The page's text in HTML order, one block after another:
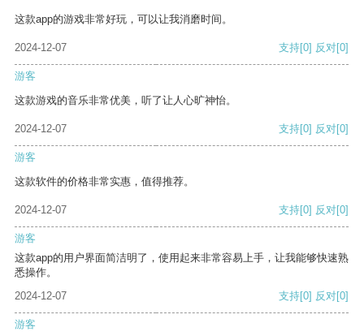
这款app的游戏非常好玩，可以让我消磨时间。
2024-12-07 支持[0] 反对[0]
游客
这款游戏的音乐非常优美，听了让人心旷神怡。
2024-12-07 支持[0] 反对[0]
游客
这款软件的价格非常实惠，值得推荐。
2024-12-07 支持[0] 反对[0]
游客
这款app的用户界面简洁明了，使用起来非常容易上手，让我能够快速熟
悉操作。
2024-12-07
支持[0] 反对[0]
游客